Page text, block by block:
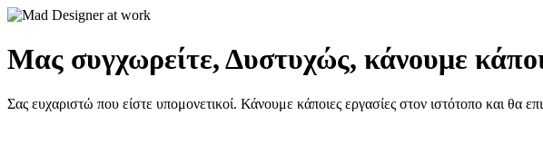
Μας συγχωρείτε, Δυστυχώς, κάνουμε
Σας ευχαριστώ που είστε υπομονετικοί. Κάνουμε κάποιες εργασίες στον ιστότοπο και θα